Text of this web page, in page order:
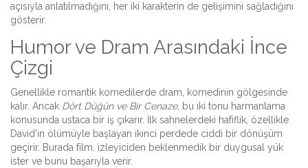
açısıyla anlatılmadığını, her iki karakterin de gelişimini sağladığını
gösterir.
Humor ve Dram Arasındaki İnce
Çizgi
Genellikle romantik komedilerde dram, komedinin gölgesinde
kalır. Ancak Dört Düğün ve Bir Cenaze, bu iki tonu harmanlama
konusunda ustaca bir iş çıkarır. İlk sahnelerdeki hafiflik, özellikle
David'ın ölümüyle başlayan ikinci perdede ciddi bir dönüşüm
geçirir. Burada film, izleyiciden beklenmedik bir duygusal yük
ister ve bunu başarıyla verir.